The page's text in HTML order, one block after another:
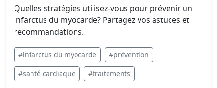
Quelles stratégies utilisez-vous pour prévenir un
infarctus du myocarde? Partagez vos astuces et
recommandations.
#infarctus du myocarde #prévention
#santé cardiaque #traitements